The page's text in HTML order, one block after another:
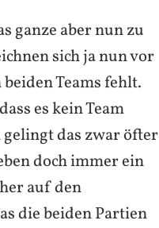
ganze aber nun zu
sich ja nun vor
Teams fehlt.
es kein Team
das zwar öfter
doch immer ein
auf den
die beiden Partien